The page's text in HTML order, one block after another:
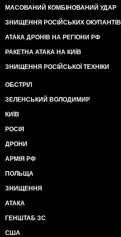
МАСОВАНИЙ КОМБІНОВАНИЙ УДАР
ЗНИЩЕННЯ РОСІЙСЬКИХ ОКУПАНТІВ
АТАКА ДРОНІВ НА РЕГІОНИ РФ
РАКЕТНА АТАКА НА КИЇВ
ЗНИЩЕННЯ РОСІЙСЬКОЇ ТЕХНІКИ
ОБСТРІЛ
ЗЕЛЕНСЬКИЙ ВОЛОДИМИР
КИЇВ
РОСІЯ
ДРОНИ
АРМІЯ РФ
ПОЛЬЩА
ЗНИЩЕННЯ
АТАКА
ГЕНШТАБ ЗС
США